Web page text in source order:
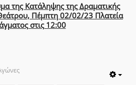
της Κατάληψης της Δραματικής
Πέμπτη 02/02/23 Πλατεία
στις 12:00